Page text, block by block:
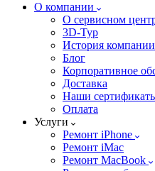
О компании
О сервисном
3D-Тур
История компании
Блог
Корпоративное
Доставка
Наши
Оплата
Услуги
Ремонт iPhone
Ремонт iMac
Ремонт MacBook